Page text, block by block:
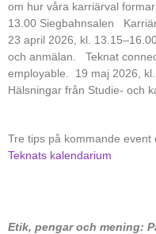
om hur våra karriärval
13.00 Siegbahnsalen
23 april 2026, kl.
och anmälan. Teknat
employable. 19 maj 2026,
Hälsningar från Studie- och
Tre tips på kommande
Teknats kalendarium
Etik, pengar och mening: